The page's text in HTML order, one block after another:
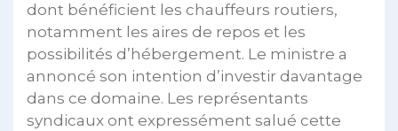
dont bénéficient les chauffeurs routiers,
notamment les aires de repos et les
possibilités d’hébergement. Le ministre a
annoncé son intention d’investir davantage
dans ce domaine. Les représentants
syndicaux ont expressément salué cette